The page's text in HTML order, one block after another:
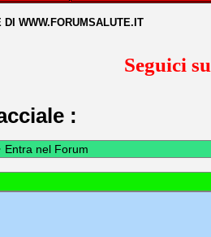
DI WWW.FORUMSALUTE.IT
Seguici su
:
Entra nel Forum